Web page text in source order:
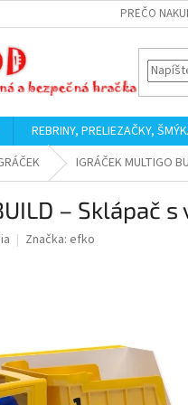
PREČO
REBRINY, PRELIEZAČKY,
IGRÁČEK MULTIGO
– Sklápač
Značka: efko